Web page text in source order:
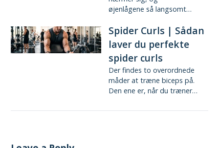
øjenlågene så langsomt…
Spider Curls | Sådan
laver du perfekte
spider curls
Der findes to overordnede
måder at træne biceps på.
Den ene er, når du træner…